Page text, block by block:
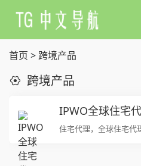
首页 > 跨境产品
跨境产品
IPWO全球住宅
住宅代理，全球住宅代